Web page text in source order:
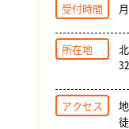
受付時間
所在地
アクセス